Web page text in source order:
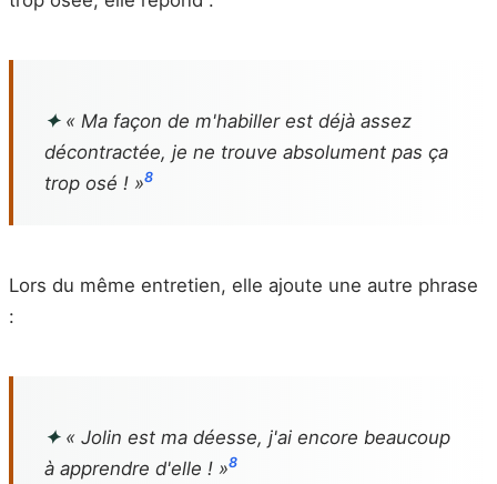
✦« Ma façon de m'habiller est déjà assez
décontractée, je ne trouve absolument pas ça
trop osé ! »8
Lors du même entretien, elle ajoute une autre phrase
:
✦« Jolin est ma déesse, j'ai encore beaucoup
à apprendre d'elle ! »8